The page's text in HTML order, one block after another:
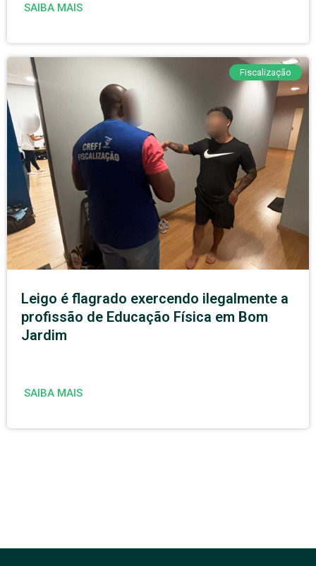
SAIBA MAIS
Fiscalização
Leigo é flagrado exercendo ilegalmente a
profissão de Educação Física em Bom
Jardim
SAIBA MAIS